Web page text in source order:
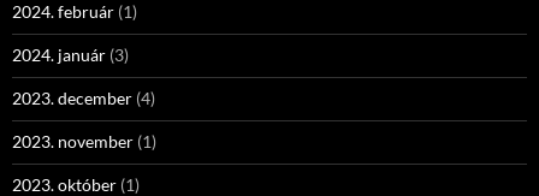
2024. február (1)
2024. január (3)
2023. december (4)
2023. november (1)
2023. október (1)